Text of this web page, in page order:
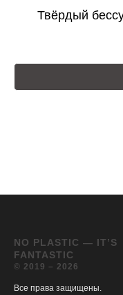
Твёрдый
NO PLASTIC — IT’S
FANTASTIC
© 2019 – 2026
Все права защищены.